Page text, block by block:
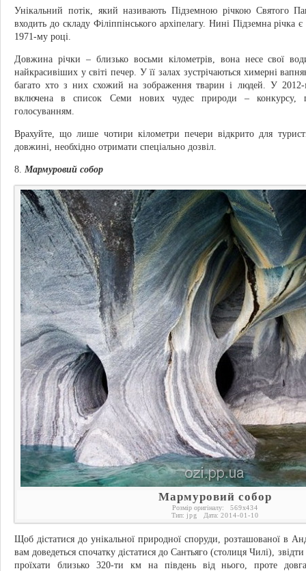
Унікальний потік, який називають Підземною річкою Святого
входить до складу Філіппінського архіпелагу. Нині Підземна річка
1971-му році.
Довжина річки – близько восьми кілометрів, вона несе свої
найкрасивіших у світі печер. У її залах зустрічаються химерні
багато хто з них схожий на зображення тварин і людей. У 2012-
включена в список Семи нових чудес природи – конкурсу,
голосуванням.
Врахуйте, що лише чотири кілометри печери відкрито для
довжині, необхідно отримати спеціально дозвіл.
8. Мармуровий собор
Мармуровий собор
Розмір оригіналу: 569x434
Тип: jpg Дата: 2014-01-10
Щоб дістатися до унікальної природної споруди, розташованої в
вам доведеться спочатку дістатися до Сантьяго (столиця Чилі),
проїхати близько 320-ти км на південь від нього, проте